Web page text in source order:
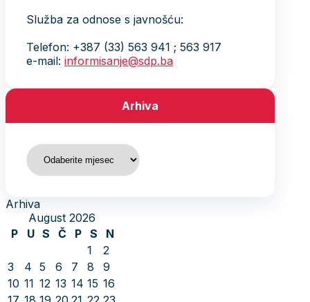
Služba za odnose s javnošću:
Telefon: +387 (33) 563 941 ; 563 917
e-mail: informisanje@sdp.ba
Arhiva
Arhiva
Arhiva
August 2026
P
U S Č P S
N
1
2
3
4 5 6 7 8
9
10 11 12 13 14 15 16